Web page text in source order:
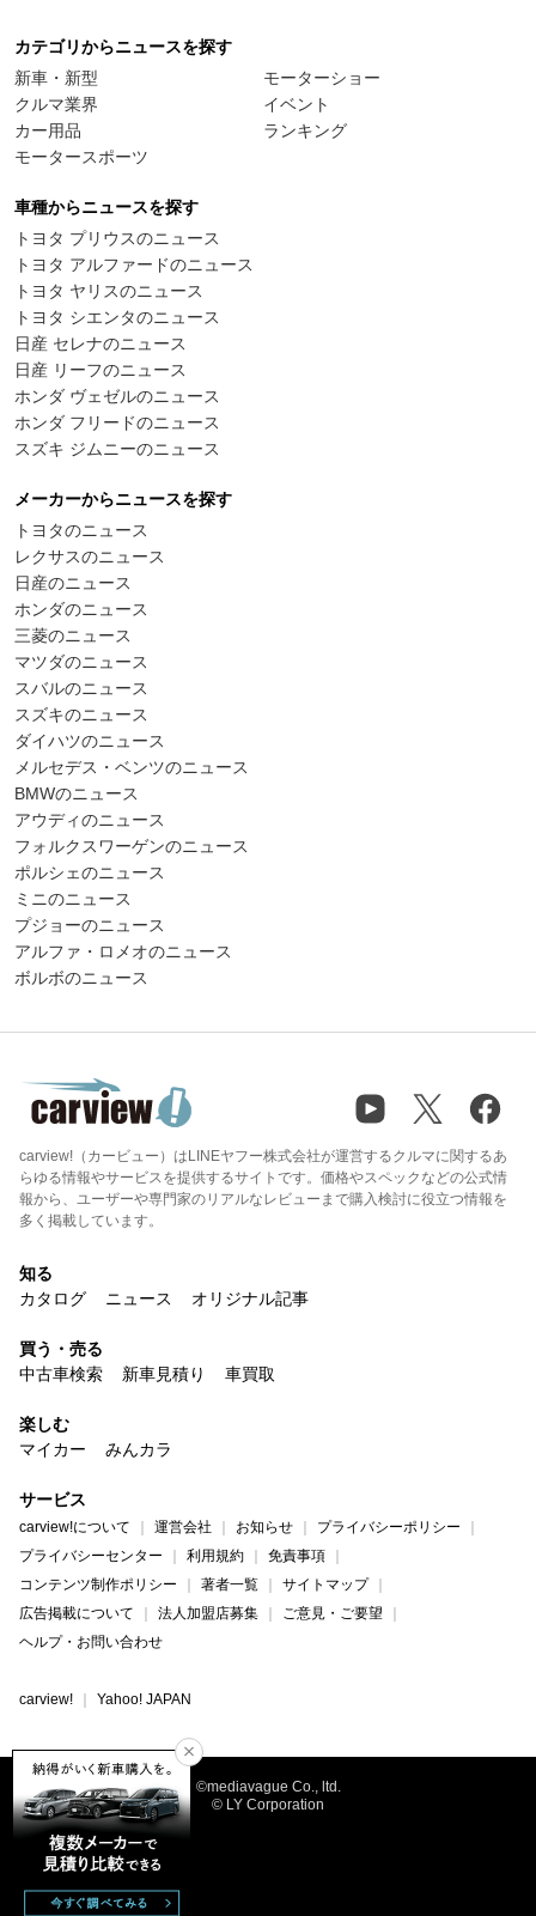
カテゴリからニュースを探す
新車・新型
クルマ業界
カー用品
モータースポーツ
モーターショー
イベント
ランキング
車種からニュースを探す
トヨタ プリウスのニュース
トヨタ アルファードのニュース
トヨタ ヤリスのニュース
トヨタ シエンタのニュース
日産 セレナのニュース
日産 リーフのニュース
ホンダ ヴェゼルのニュース
ホンダ フリードのニュース
スズキ ジムニーのニュース
メーカーからニュースを探す
トヨタのニュース
レクサスのニュース
日産のニュース
ホンダのニュース
三菱のニュース
マツダのニュース
スバルのニュース
スズキのニュース
ダイハツのニュース
メルセデス・ベンツのニュース
BMWのニュース
アウディのニュース
フォルクスワーゲンのニュース
ポルシェのニュース
ミニのニュース
プジョーのニュース
アルファ・ロメオのニュース
ボルボのニュース
carview!（カービュー）はLINEヤフー株式会社が運営するクルマに関するあ
らゆる情報やサービスを提供するサイトです。価格やスペックなどの公式情
報から、ユーザーや専門家のリアルなレビューまで購入検討に役立つ情報を
多く掲載しています。
知る
カタログ
ニュース オリジナル記事
買う・売る
中古車検索
新車見積り 車買取
楽しむ
マイカー
みんカラ
サービス
carview!について 運営会社 お知らせ
プライバシーポリシー
プライバシーセンター
利用規約
免責事項
コンテンツ制作ポリシー
著者一覧
サイトマップ
広告掲載について
法人加盟店募集
ご意見・ご要望
ヘルプ・お問い合わせ
carview! Yahoo! JAPAN
©mediavague Co., ltd.
© LY Corporation